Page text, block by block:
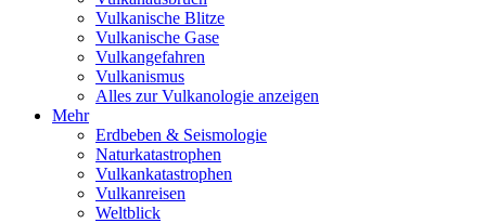
Vulkanische Blitze
Vulkanische Gase
Vulkangefahren
Vulkanismus
Alles zur Vulkanologie anzeigen
Mehr
Erdbeben & Seismologie
Naturkatastrophen
Vulkankatastrophen
Vulkanreisen
Weltblick